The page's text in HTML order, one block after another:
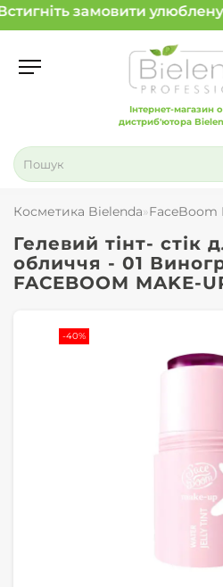
замовити
Інтернет-магазин
дистриб'ютора
Косметика Bielenda FaceBoom
Гелевий тінт- стік
обличчя - 01
FACEBOOM MAKE-
-40%